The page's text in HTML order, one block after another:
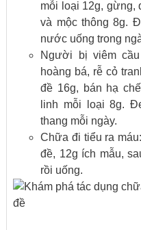
mỗi loại 12g, gừng,
và mộc thông 8g.
nước uống trong
Người bị viêm
hoàng bá, rễ cỏ
đề 16g, bán hạ
linh mỗi loại 8g.
thang mỗi ngày.
Chữa đi tiểu ra
đề, 12g ích mẫu,
rồi uống.